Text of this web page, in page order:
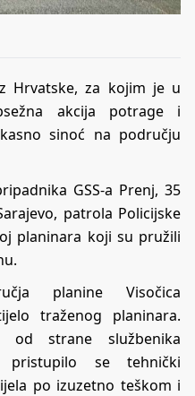
Hrvatske, za kojim je u
akcija potrage i
sinoć na području
GSS-a Prenj, 35
patrola Policijske
planinara koji su pružili
planine Visočica
traženog planinara.
od strane službenika
pristupilo se tehnički
po izuzetno teškom i